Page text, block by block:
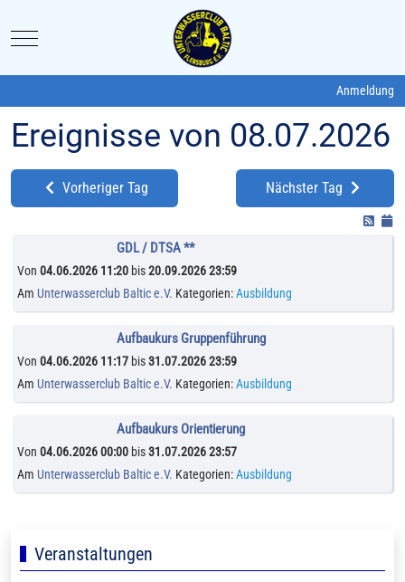
Mobile Menu Toggle
Anmeldung
Ereignisse von 08.07.2026
Vorheriger Tag Nächster Tag
GDL / DTSA **
Von04.06.2026 11:20 bis20.09.2026 23:59
Am Unterwasserclub Baltic e.V. Kategorien:Ausbildung
Aufbaukurs Gruppenführung
Von04.06.2026 11:17 bis31.07.2026 23:59
Am Unterwasserclub Baltic e.V. Kategorien:Ausbildung
Aufbaukurs Orientierung
Von04.06.2026 00:00 bis31.07.2026 23:57
Am Unterwasserclub Baltic e.V. Kategorien:Ausbildung
Veranstaltungen